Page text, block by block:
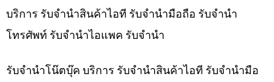
บริการ รับจำนำสินค้าไอที รับจำนำมือถือ รับจำนำ
โทรศัพท์ รับจำนำไอแพค รับจำนำ
รับจำนำโน๊ตบุ๊ค บริการ รับจำนำสินค้าไอที รับจำนำมือ